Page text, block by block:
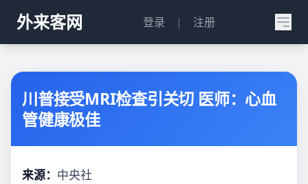
外来客网 登录 | 注册
川普接受MRI检查引关切 医师：心血
管健康极佳
来源： 中央社